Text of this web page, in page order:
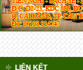
LIÊN KẾT